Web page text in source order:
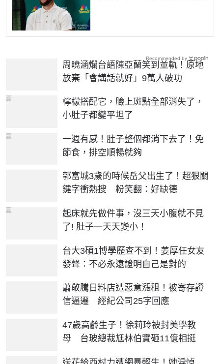
周曉涵爛台語陳亞蘭笑到並軌！原地
放棄「會講話就好」9萬人破功
檸檬搭配它，臉上斑點全部消失了，
小肚子都變平坦了
PR
一週有感！肚子整個都消下去了！免
節食，排空順暢就夠
PR
郭富城3歲的時候岳父出生了！超狠關
鍵字衝熱搜 粉笑翻：好缺德
起床就先做件事，沒三天小腹就不見
了! 肚子一天天變小！
PR
台大3碩1博學歷查不到！姜厚任女友
發聲：不必永遠證明自己是對的
蕭敬騰日料店遭惡意漲租！被寄存證
信逼遷 經紀公司25字回應
47歲高齡生子！徐莉玲被封美學教
母 台玻總裁尪林伯實砸11億相挺
Recommended by